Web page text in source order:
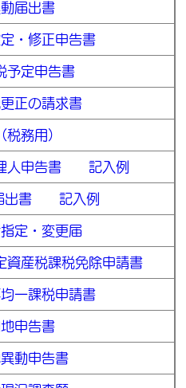
届出書
・修正申告書
予定申告書
正の請求書
税務用）
人申告書 記入例
出書 記入例
定・変更届
資産税課税免除申請書
一課税申請書
申告書
動申告書